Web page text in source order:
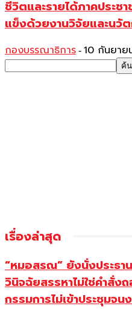
ชีวิตและรายได้ภาคประช
แข็งด้วยงานวิจัยและนวั
กองบรรณาธิการ - 10 กันยา
เรื่องล่าสุด
“หมอสรณ” ยังนั่งประธา
วินิจฉัยสรรหาไม่ใช่คำสั่ง
กรรมการไม่เข้าประชุมจ